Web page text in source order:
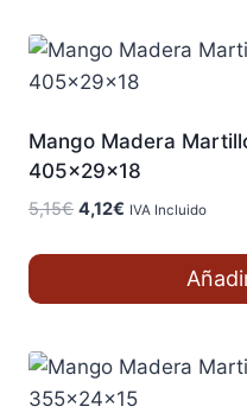
Mango Madera
405x29x18
5,15€ El
4,12€ El
IVA Incluido